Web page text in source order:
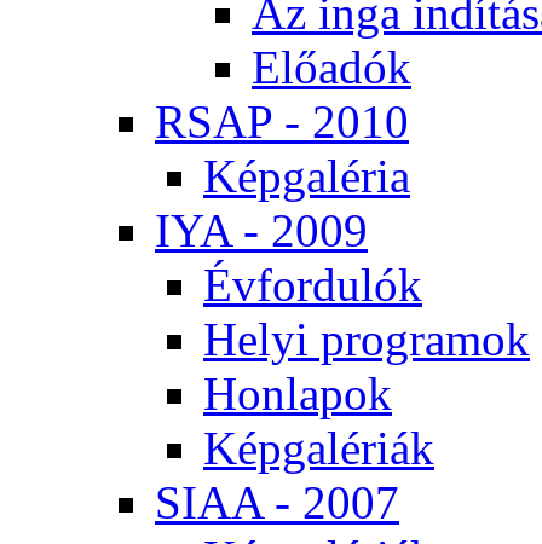
Az in­ga
Elő­adók
RSAP - 2010
Kép­ga­lé­ria
IYA - 2009
Év­for­du­lók
He­lyi prog­ra­mok
Hon­la­pok
Kép­ga­lé­ri­ák
SI­AA - 2007